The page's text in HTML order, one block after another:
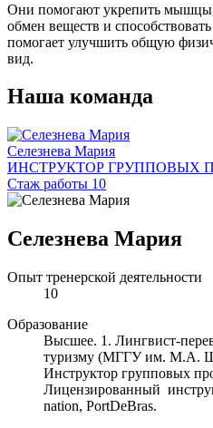
Они помогают укрепить мышцы,
обмен веществ и
помогает улучшить общую
вид.
Наша команда
Селезнева Мария
ИНСТРУКТОР ГРУППОВЫХ
Стаж работы 10
Селезнева Мария
Опыт тренерской деятельности
10
Образование
Высшее. 1. Лингвист-
туризму (МГГУ им. М.А.
Инструктор групповых
Лицензированный
nation, PortDeBras.